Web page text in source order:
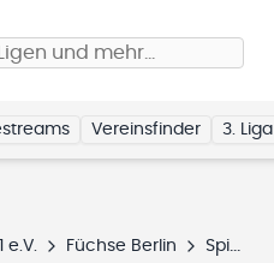
und mehr…
Vereinsfinder 3. Liga
e.V. Füchse Berlin Spielplan